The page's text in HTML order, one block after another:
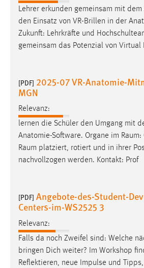
Lehrer erkunden gemeinsam mit dem
den Einsatz von VR-Brillen in der
Zukunft: Lehrkräfte und
gemeinsam das Potenzial von Virtual
[PDF] 2025-07 VR-Anatomie-
MGN
Relevanz:
lernen die Schüler den Umgang mit
Anatomie-Software. Organe im Raum:
Raum platziert, rotiert und in ihrer
nachvollzogen werden. Kontakt: Prof
[PDF] Angebote-des-Student-
Centers-im-WS2525 3
Relevanz:
Falls da noch Zweifel sind: Welche
bringen Dich weiter? Im Workshop
Reflektieren, neue Impulse und